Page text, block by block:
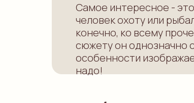
Самое интересное -
человек охоту или
конечно, ко всему
сюжету он однозначно
особенности
надо!